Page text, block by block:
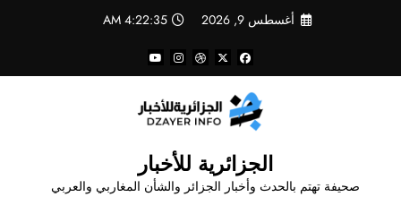
أغسطس 9, 2026 4:22:35 AM
الجزائرية للأخبار
صحيفة تهتم بالحدث وأخبار الجزائر والشأن المغاربي والعربي